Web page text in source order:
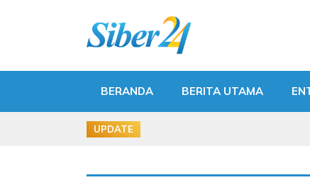
BERANDA BERITA UTAMA
UPDATE